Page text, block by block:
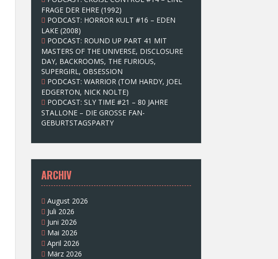
h
:
FRAGE DER EHRE (1992)
PODCAST: HORROR KULT #16 – EDEN
LAKE (2008)
PODCAST: ROUND UP PART 41 MIT
MASTERS OF THE UNIVERSE, DISCLOSURE
DAY, BACKROOMS, THE FURIOUS,
SUPERGIRL, OBSESSION
PODCAST: WARRIOR (TOM HARDY, JOEL
EDGERTON, NICK NOLTE)
PODCAST: SLY TIME #21 – 80 JAHRE
STALLONE – DIE GROSSE FAN-
GEBURTSTAGSPARTY
ARCHIV
August 2026
Juli 2026
Juni 2026
Mai 2026
April 2026
März 2026